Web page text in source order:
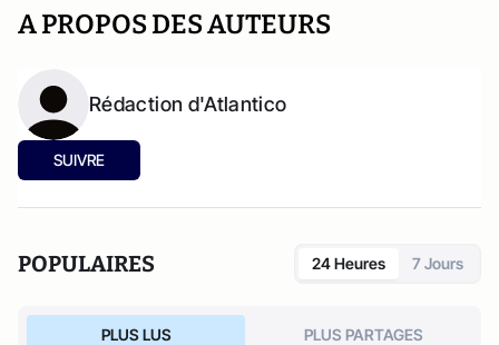
A PROPOS DES AUTEURS
Rédaction d'Atlantico
SUIVRE
POPULAIRES 24 Heures 7 Jours
PLUS LUS PLUS PARTAGES